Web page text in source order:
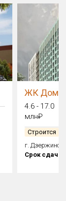
ЖК Дом
4.6 - 17.0
млн₽
Строится
г.
Срок сдачи: